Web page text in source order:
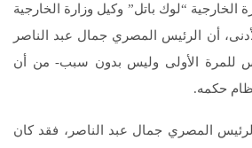
“لوك باتل” وكيل وزارة الخارجية
أن الرئيس المصري جمال عبد الناصر
للمرة الأولى وليس بدون سبب- من أن
حكمه.
المصري جمال عبد الناصر، فقد كان